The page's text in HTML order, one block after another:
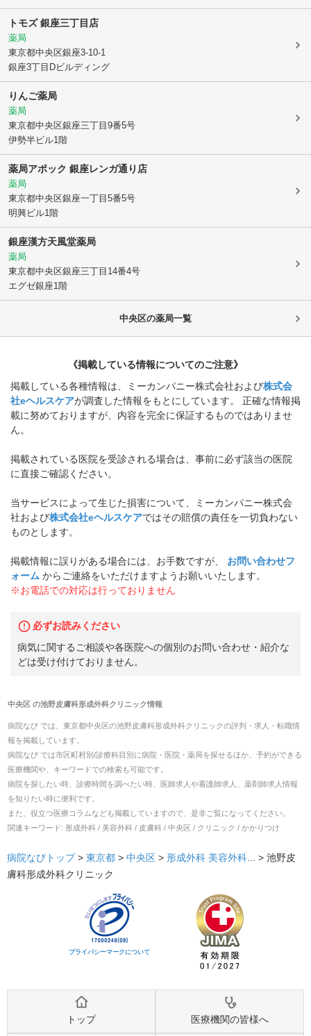
トモズ 銀座三丁目店
薬局
東京都中央区銀座3-10-1
銀座3丁目Dビルディング
りんご薬局
薬局
東京都中央区銀座三丁目9番5号
伊勢半ビル1階
薬局アポック 銀座レンガ通り店
薬局
東京都中央区銀座一丁目5番5号
明興ビル1階
銀座漢方天風堂薬局
薬局
東京都中央区銀座三丁目14番4号
エグゼ銀座1階
中央区の薬局一覧
《掲載している情報についてのご注意》
掲載している各種情報は、ミーカンパニー株式会社および株式会
社eヘルスケアが調査した情報をもとにしています。 正確な情報掲
載に努めておりますが、内容を完全に保証するものではありませ
ん。
掲載されている医院を受診される場合は、事前に必ず該当の医院
に直接ご確認ください。
当サービスによって生じた損害について、ミーカンパニー株式会
社および株式会社eヘルスケアではその賠償の責任を一切負わない
ものとします。
掲載情報に誤りがある場合には、お手数ですが、
お問い合わせフ
ォーム からご連絡をいただけますようお願いいたします。
※お電話での対応は行っておりません
必ずお読みください
病気に関するご相談や各医院への個別のお問い合わせ・紹介な
どは受け付けておりません。
中央区の池野皮膚科形成外科クリニック情報
病院なび では、 東京都中央区の池野皮膚科形成外科クリニックの評判・求人・転職情
報を掲載しています。
病院なび では市区町村別/診療科目別に病院・医院・薬局を探せるほか、予約ができる
医療機関や、キーワードでの検索も可能です。
病院を探したい時、診療時間を調べたい時、医師求人や看護師求人、薬剤師求人情報
を知りたい時に便利です。
また、役立つ医療コラムなども掲載していますので、是非ご覧になってください。
関連キーワード: 形成外科 / 美容外科 / 皮膚科 / 中央区 / クリニック / かかりつけ
病院なびトップ > 東京都 > 中央区 > 形成外科 美容外科... > 池野皮
膚科形成外科クリニック
プライバシーマークについて
トップ 医療機関の皆様へ